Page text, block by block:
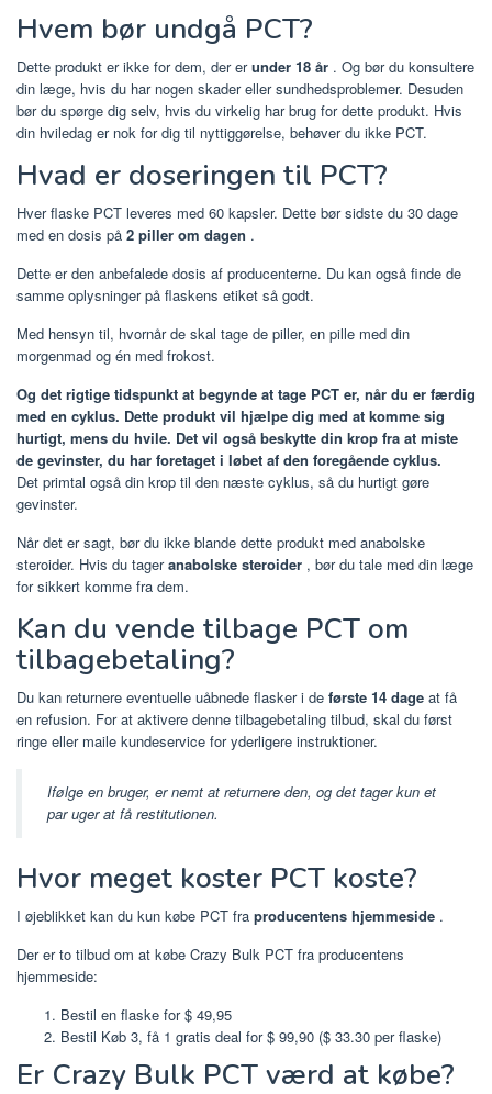
Hvem bør undgå PCT?
Dette produkt er ikke for dem, der erunder 18 år . Og bør du konsultere
din læge, hvis du har nogen skader eller sundhedsproblemer. Desuden
bør du spørge dig selv, hvis du virkelig har brug for dette produkt. Hvis
din hviledag er nok for dig til nyttiggørelse, behøver du ikke PCT.
Hvad er doseringen til PCT?
Hver flaske PCT leveres med 60 kapsler. Dette bør sidste du 30 dage
med en dosis på 2 piller om dagen .
Dette er den anbefalede dosis af producenterne. Du kan også finde de
samme oplysninger på flaskens etiket så godt.
Med hensyn til, hvornår de skal tage de piller, en pille med din
morgenmad og én med frokost.
Og det rigtige tidspunkt at begynde at tage PCT er, når du er færdig
med en cyklus. Dette produkt vil hjælpe dig med at komme sig
hurtigt, mens du hvile. Det vil også beskytte din krop fra at miste
de gevinster, du har foretaget i løbet af den foregående cyklus.
Det primtal også din krop til den næste cyklus, så du hurtigt gøre
gevinster.
Når det er sagt, bør du ikke blande dette produkt med anabolske
steroider. Hvis du tageranabolske steroider , bør du tale med din læge
for sikkert komme fra dem.
Kan du vende tilbage PCT om
tilbagebetaling?
Du kan returnere eventuelle uåbnede flasker i de første 14 dage at få
en refusion. For at aktivere denne tilbagebetaling tilbud, skal du først
ringe eller maile kundeservice for yderligere instruktioner.
Ifølge en bruger, er nemt at returnere den, og det tager kun et
par uger at få restitutionen.
Hvor meget koster PCT koste?
I øjeblikket kan du kun købe PCT fra producentens hjemmeside .
Der er to tilbud om at købe Crazy Bulk PCT fra producentens
hjemmeside:
Bestil en flaske for $ 49,95
Bestil Køb 3, få 1 gratis deal for $ 99,90 ($ 33.30 per flaske)
Er Crazy Bulk PCT værd at købe?